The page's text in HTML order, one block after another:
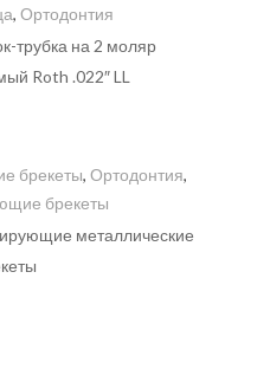
, Ортодонтия
трубка на 2 моляр
Roth .022″ LL
брекеты, Ортодонтия,
брекеты
металлические